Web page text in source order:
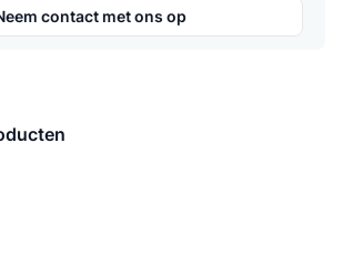
contact met ons op